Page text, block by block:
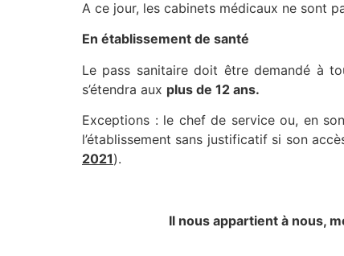
A ce jour, les cabinets médicaux ne sont
En établissement de santé
Le pass sanitaire doit être demandé à
s’étendra aux plus de 12 ans.
Exceptions : le chef de service ou, en
l’établissement sans justificatif si son
2021).
Il nous appartient à nous,